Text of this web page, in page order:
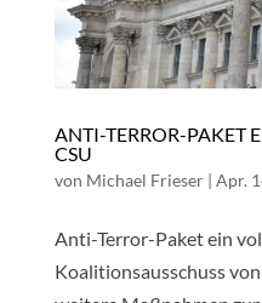
ANTI-TERROR-PAKET
CSU
von Michael Frieser| Apr.
Anti-Terror-Paket ein
Koalitionsausschuss